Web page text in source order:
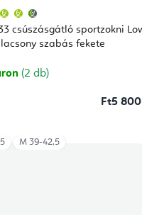
Low
szabás fekete
átlagos
értékelése
5-
csillag.
(2 db)
Ft5 800
M 39-42,5